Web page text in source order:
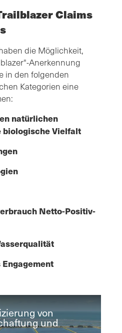
Claims
die Möglichkeit,
Anerkennung
in den folgenden
Kategorien eine
natürlichen
biologische Vielfalt
Netto-Positiv-
von
und